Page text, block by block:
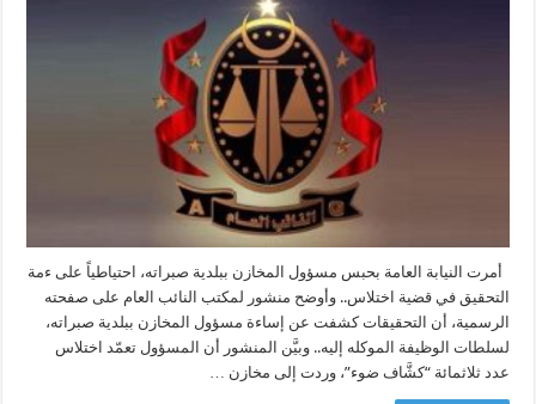
مخازن
بلدية
صبراته
بتهمة
الاختلاس
مغلقة
أمرت النيابة العامة بحبس مسؤول المخازن ببلدية صبراته، احتياطياً على ءمة
التحقيق في قضية اختلاس.. وأوضح منشور لمكتب النائب العام على صفحته
الرسمية، أن التحقيقات كشفت عن إساءة مسؤول المخازن ببلدية صبراته،
لسلطات الوظيفة الموكله إليه.. وبيَّن المنشور أن المسؤول تعمّد اختلاس
عدد ثلاثمائة “كشَّاف ضوء”، وردت إلى مخازن …